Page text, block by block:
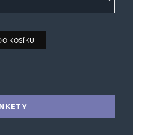
množství
KOŠÍKU